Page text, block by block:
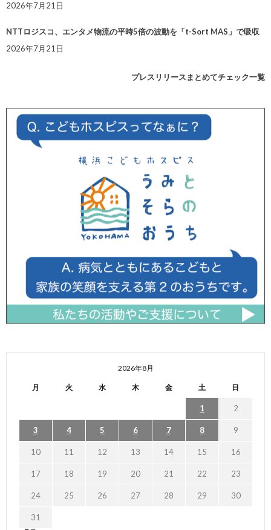
2026年7月21日
NTTロジスコ、エンタメ物流の平時5倍の波動を「t-Sort MAS」で吸収
2026年7月21日
プレスリリースまとめてチェック一覧
2026年8月
月 火 水 木 金 土 日
1 2
3 4 5 6 7 8 9
10 11 12 13 14 15 16
17 18 19 20 21 22 23
24 25 26 27 28 29 30
31